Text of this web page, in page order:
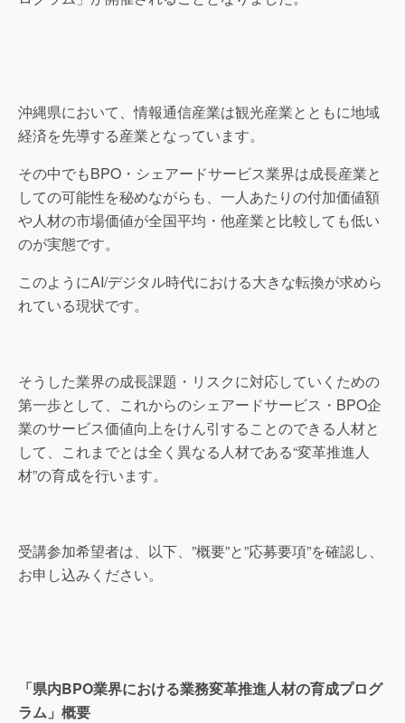
沖縄県において、情報通信産業は観光産業とともに地域
経済を先導する産業となっています。
その中でもBPO・シェアードサービス業界は成長産業と
しての可能性を秘めながらも、一人あたりの付加価値額
や人材の市場価値が全国平均・他産業と比較しても低い
のが実態です。
このようにAI/デジタル時代における大きな転換が求めら
れている現状です。
そうした業界の成長課題・リスクに対応していくための
第一歩として、これからのシェアードサービス・BPO企
業のサービス価値向上をけん引することのできる人材と
して、これまでとは全く異なる人材である“変革推進人
材”の育成を行います。
受講参加希望者は、以下、”概要”と”応募要項”を確認し、
お申し込みください。
「県内BPO業界における業務変革推進人材の育成プログ
ラム」概要